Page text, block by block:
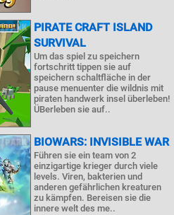
PIRATE CRAFT ISLAND
SURVIVAL
Um das spiel zu speichern
fortschritt tippen sie auf
speichern schaltfläche in der
pause menuenter die wildnis mit
piraten handwerk insel überleben!
ÜBerleben sie auf..
BIOWARS: INVISIBLE WAR
Führen sie ein team von 2
einzigartige krieger durch viele
levels. Viren, bakterien und
anderen gefährlichen kreaturen
zu kämpfen. Bereisen sie die
innere welt des me..